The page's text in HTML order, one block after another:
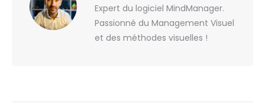
Expert du logiciel MindManager.
Passionné du Management Visuel
et des méthodes visuelles !